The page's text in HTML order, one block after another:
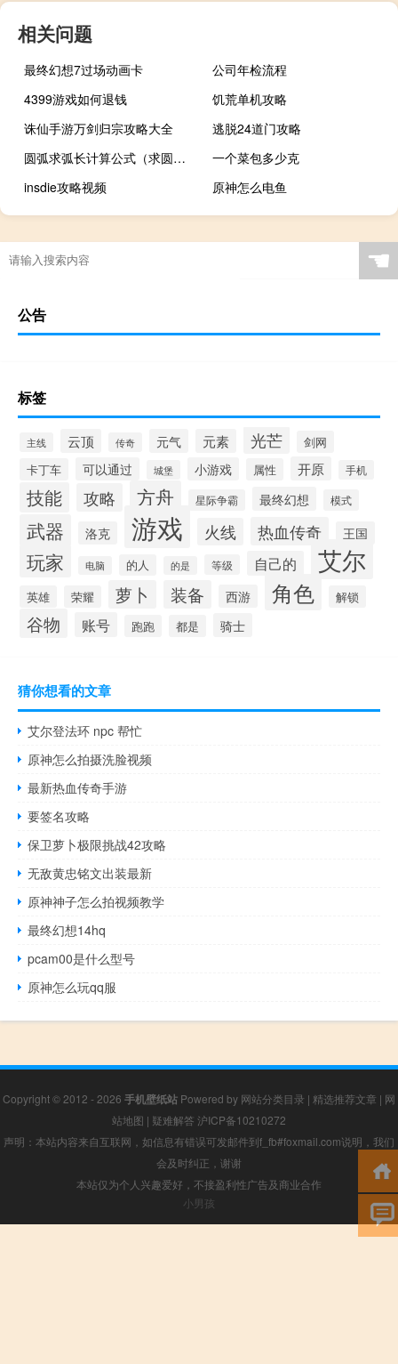
相关问题
最终幻想7过场动画卡
公司年检流程
4399游戏如何退钱
饥荒单机攻略
诛仙手游万剑归宗攻略大全
逃脱24道门攻略
圆弧求弧长计算公式（求圆弧长度计算公式）
一个菜包多少克
insdie攻略视频
原神怎么电鱼
☚
公告
标签
主线 云顶 传奇 元气 元素 光芒
剑网
卡丁车
可以通过 城堡 小游戏 属性 开原 手机
技能 攻略 方舟 星际争霸 最终幻想 模式
武器 洛克 游戏 火线 热血传奇 王国
玩家 电脑 的人 的是 等级 自己的 艾尔
英雄 荣耀 萝卜 装备 西游 角色 解锁
谷物 账号 跑跑 都是 骑士
猜你想看的文章
艾尔登法环 npc 帮忙
原神怎么拍摄洗脸视频
最新热血传奇手游
要签名攻略
保卫萝卜极限挑战42攻略
无敌黄忠铭文出装最新
原神神子怎么拍视频教学
最终幻想14hq
pcam00是什么型号
原神怎么玩qq服
Copyright © 2012 - 2026 手机壁纸站 Powered by 网站分类目录 | 精选推荐文章 | 网
站地图 | 疑难解答 沪ICP备10210272
声明：本站内容来自互联网，如信息有错误可发邮件到f_fb#foxmail.com说明，我们
会及时纠正，谢谢
本站仅为个人兴趣爱好，不接盈利性广告及商业合作
小男孩